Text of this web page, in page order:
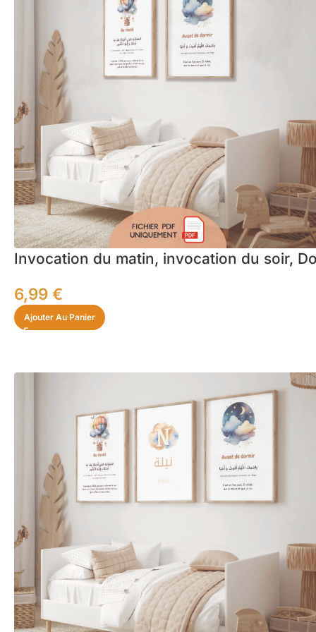
Invocation du matin, invocation du soir,
6,99 €
Ajouter Au Panier